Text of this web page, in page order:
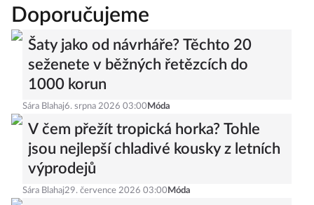
Doporučujeme
Šaty jako od návrháře? Těchto 20
seženete v běžných řetězcích do
1000 korun
Sára Blahaj6. srpna 2026 03:00 Móda
V čem přežít tropická horka? Tohle
jsou nejlepší chladivé kousky z letních
výprodejů
Sára Blahaj29. července 2026 03:00 Móda